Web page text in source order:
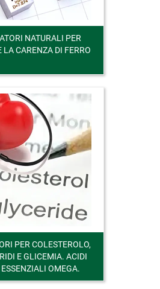
NATURALI PER
LA CARENZA DI FERRO
PER COLESTEROLO,
E GLICEMIA. ACIDI
OMEGA.